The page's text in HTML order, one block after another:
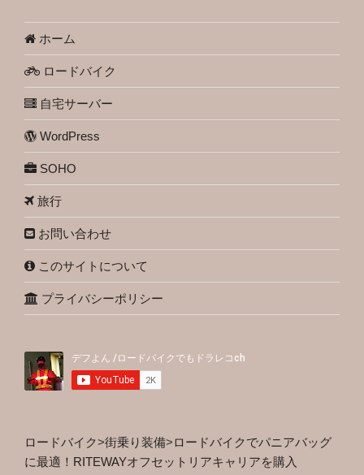
ホーム
ロードバイク
自宅サーバー
WordPress
SOHO
旅行
お問い合わせ
このサイトについて
プライバシーポリシー
ロードバイク>街乗り装備>ロードバイクでパニアバッグ
に最適！RITEWAYオフセットリアキャリアを購入